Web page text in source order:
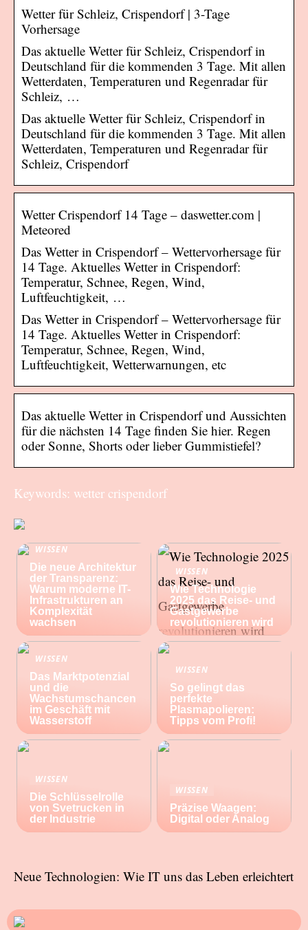
Wetter für Schleiz, Crispendorf | 3-Tage
Vorhersage
Das aktuelle Wetter für Schleiz, Crispendorf in
Deutschland für die kommenden 3 Tage. Mit allen
Wetterdaten, Temperaturen und Regenradar für
Schleiz, …
Das aktuelle Wetter für Schleiz, Crispendorf in
Deutschland für die kommenden 3 Tage. Mit allen
Wetterdaten, Temperaturen und Regenradar für
Schleiz, Crispendorf
Wetter Crispendorf 14 Tage – daswetter.com |
Meteored
Das Wetter in Crispendorf – Wettervorhersage für
14 Tage. Aktuelles Wetter in Crispendorf:
Temperatur, Schnee, Regen, Wind,
Luftfeuchtigkeit, …
Das Wetter in Crispendorf – Wettervorhersage für
14 Tage. Aktuelles Wetter in Crispendorf:
Temperatur, Schnee, Regen, Wind,
Luftfeuchtigkeit, Wetterwarnungen, etc
Das aktuelle Wetter in Crispendorf und Aussichten
für die nächsten 14 Tage finden Sie hier. Regen
oder Sonne, Shorts oder lieber Gummistiefel?
Keywords: wetter crispendorf
WISSEN
Die neue Architektur
der Transparenz:
Warum moderne IT-
Infrastrukturen an
Komplexität
wachsen
WISSEN
Wie Technologie
2025 das Reise- und
Gastgewerbe
revolutionieren wird
WISSEN
Das Marktpotenzial
und die
Wachstumschancen
im Geschäft mit
Wasserstoff
WISSEN
So gelingt das
perfekte
Plasmapolieren:
Tipps vom Profi!
WISSEN
Die Schlüsselrolle
von Svetrucken in
der Industrie
WISSEN
Präzise Waagen:
Digital oder Analog
Neue Technologien: Wie IT uns das Leben erleichtert